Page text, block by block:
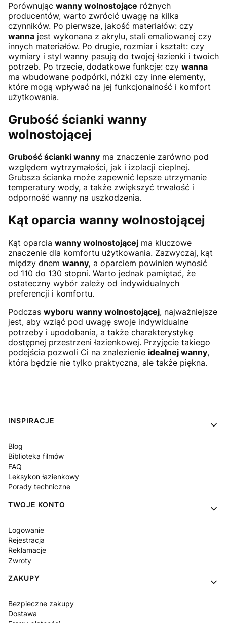
Porównując wanny wolnostojące różnych
producentów, warto zwrócić uwagę na kilka
czynników. Po pierwsze, jakość materiałów: czy
wanna jest wykonana z akrylu, stali emaliowanej czy
innych materiałów. Po drugie, rozmiar i kształt: czy
wymiary i styl wanny pasują do twojej łazienki i twoich
potrzeb. Po trzecie, dodatkowe funkcje: czy wanna
ma wbudowane podpórki, nóżki czy inne elementy,
które mogą wpływać na jej funkcjonalność i komfort
użytkowania.
Grubość ścianki wanny
wolnostojącej
Grubość ścianki wanny ma znaczenie zarówno pod
względem wytrzymałości, jak i izolacji cieplnej.
Grubsza ścianka może zapewnić lepsze utrzymanie
temperatury wody, a także zwiększyć trwałość i
odporność wanny na uszkodzenia.
Kąt oparcia wanny wolnostojącej
Kąt oparcia wanny wolnostojącej ma kluczowe
znaczenie dla komfortu użytkowania. Zazwyczaj, kąt
między dnem wanny, a oparciem powinien wynosić
od 110 do 130 stopni. Warto jednak pamiętać, że
ostateczny wybór zależy od indywidualnych
preferencji i komfortu.
Podczas wyboru wanny wolnostojącej, najważniejsze
jest, aby wziąć pod uwagę swoje indywidualne
potrzeby i upodobania, a także charakterystykę
dostępnej przestrzeni łazienkowej. Przyjęcie takiego
podejścia pozwoli Ci na znalezienie idealnej wanny,
która będzie nie tylko praktyczna, ale także piękna.
Linki w stopce
INSPIRACJE
Blog
Biblioteka filmów
FAQ
Leksykon łazienkowy
Porady techniczne
TWOJE KONTO
Logowanie
Rejestracja
Reklamacje
Zwroty
ZAKUPY
Bezpieczne zakupy
Dostawa